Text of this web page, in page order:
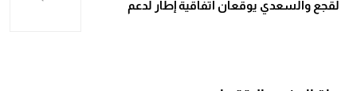
لقجع والسعدي يوقعان اتفاقية إطار لدعم